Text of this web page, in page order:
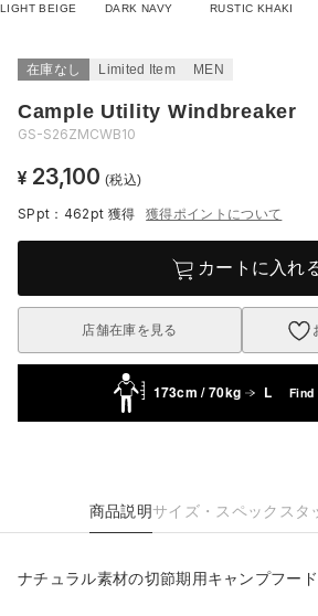
LIGHT BEIGE DARK NAVY RUSTIC KHAKI
在庫なし Limited Item MEN
Cample Utility Windbreaker
GS-S26ZMCWB10
¥ 23,100 (税込)
SPpt：462pt 獲得 獲得ポイントについて
カートに入れ
店舗在庫を見る
173cm / 70kg L Find
商品説明サイズ・スペック スタ
ナチュラル素材の切節期用キャンプフー